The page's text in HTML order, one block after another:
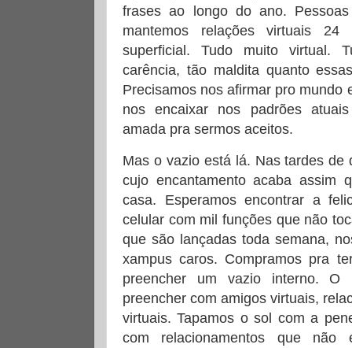
frases ao longo do ano.
mantemos relações virtuais
superficial. Tudo muito virtual.
carência, tão maldita quanto
Precisamos nos afirmar pro mundo
nos encaixar nos padrões
amada pra sermos aceitos.
Mas o vazio está lá. Nas tardes de
cujo encantamento acaba assim
casa. Esperamos encontrar a
celular com mil funções que não
que são lançadas toda semana,
xampus caros. Compramos pra
preencher um vazio interno. O
preencher com amigos virtuais,
virtuais. Tapamos o sol com a
com relacionamentos que não